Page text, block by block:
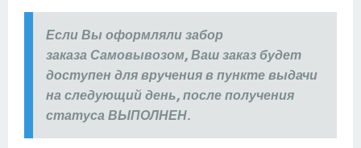
Если Вы оформляли забор
заказа Самовывозом, Ваш заказ будет
доступен для вручения в пункте выдачи
на следующий день, после получения
статуса ВЫПОЛНЕН.